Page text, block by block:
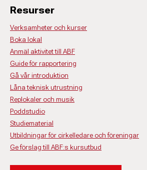
Resurser
Verksamheter och kurser
Boka lokal
Anmäl aktivitet till ABF
Guide för rapportering
Gå vår introduktion
Låna teknisk utrustning
Replokaler och musik
Poddstudio
Studiematerial
Utbildningar för cirkelledare och föreningar
Ge förslag till ABF:s kursutbud